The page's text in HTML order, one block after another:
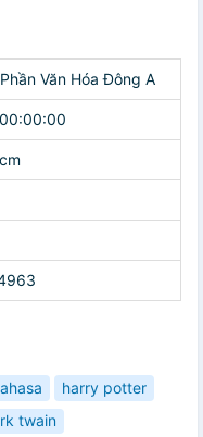
Văn Hóa Đông A
harry potter
twain